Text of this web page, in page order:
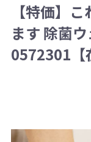
【特価】
ます 除菌
0572301【